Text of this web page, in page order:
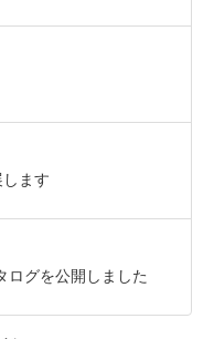
ます
グを公開しました